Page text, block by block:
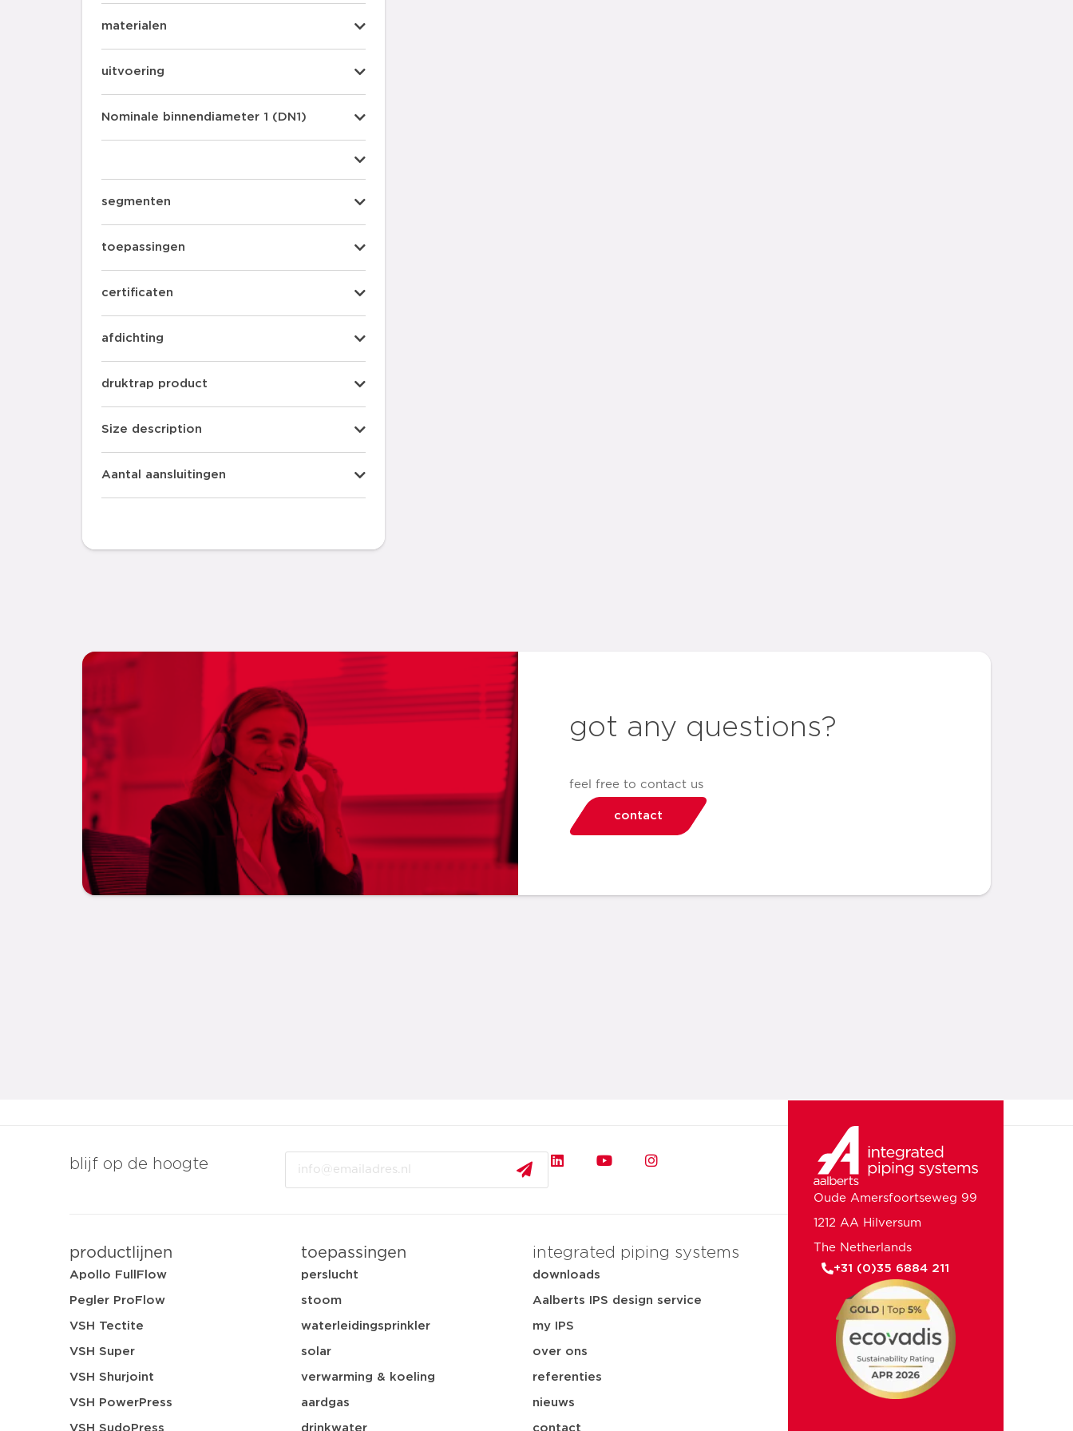
materialen
uitvoering
Nominale binnendiameter 1 (DN1)
segmenten
toepassingen
certificaten
afdichting
druktrap product
Size description
Aantal aansluitingen
got any questions?
feel free to contact us
contact
blijf op de hoogte
productlijnen
Apollo FullFlow
Pegler ProFlow
VSH Tectite
VSH Super
VSH Shurjoint
VSH PowerPress
VSH SudoPress
toepassingen
perslucht
stoom
waterleidingsprinkler
solar
verwarming & koeling
aardgas
drinkwater
integrated piping systems
downloads
Aalberts IPS design service
my IPS
over ons
referenties
nieuws
contact
Oude Amersfoortseweg 99
1212 AA Hilversum
The Netherlands
+31 (0)35 6884 211